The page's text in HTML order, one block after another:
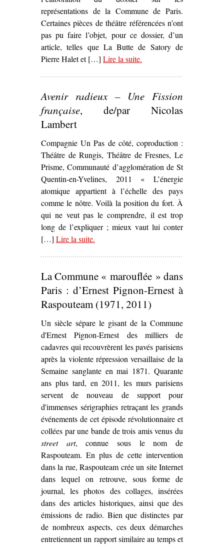
représentations de la Commune de Paris.
Certaines pièces de théâtre référencées n’ont
pas pu faire l’objet, pour ce dossier, d’un
article, telles que La Butte de Satory de
Pierre Halet et […] Lire la suite– ‘La Commune dans les
.
Avenir radieux – Une Fission
française, de/par Nicolas
Lambert
Compagnie Un Pas de côté, coproduction :
Théâtre de Rungis, Théâtre de Fresnes, Le
Prisme, Communauté d’agglomération de St
Quentin-en-Yvelines, 2011 « L’énergie
atomique appartient à l’échelle des pays
comme le nôtre. Voilà la position du fort. À
qui ne veut pas le comprendre, il est trop
long de l’expliquer ; mieux vaut lui conter
[…] Lire la suite– ‘
.
La Commune « marouflée » dans
Paris : d’Ernest Pignon-Ernest à
Raspouteam (1971, 2011)
Un siècle sépare le gisant de la Commune
d'Ernest Pignon-Ernest des milliers de
cadavres qui recouvrèrent les pavés parisiens
après la violente répression versaillaise de la
Semaine sanglante en mai 1871. Quarante
ans plus tard, en 2011, les murs parisiens
servent de nouveau de support pour
d'immenses sérigraphies retraçant les grands
événements de cet épisode révolutionnaire et
collées par une bande de trois amis venus du
street art, connue sous le nom de
Raspouteam. En plus de cette intervention
dans la rue, Raspouteam crée un site Internet
dans lequel on retrouve, sous forme de
journal, les photos des collages, insérées
dans des articles historiques, ainsi que des
émissions de radio. Bien que distinctes par
de nombreux aspects, ces deux démarches
entretiennent un rapport similaire au temps et